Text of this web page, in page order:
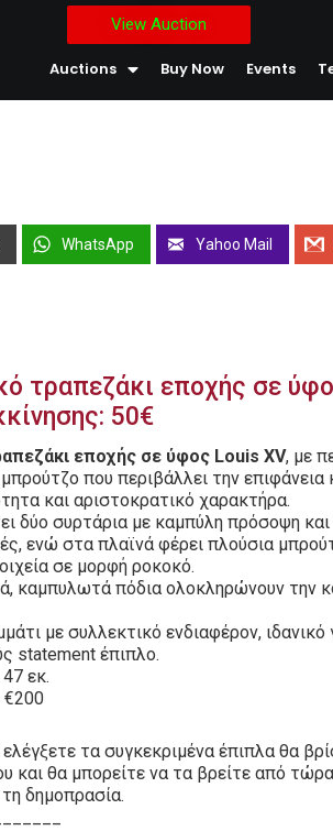
View Auction
Auctions Buy Now Events
WhatsApp Yahoo Mail
τραπεζάκι εποχής σε
50€
εποχής σε ύφος Louis XV, με
που περιβάλλει την επιφάνεια
και αριστοκρατικό χαρακτήρα.
δύο συρτάρια με καμπύλη πρόσοψη και
ενώ στα πλαϊνά φέρει πλούσια
σε μορφή ροκοκό.
καμπυλωτά πόδια ολοκληρώνουν την
με συλλεκτικό ενδιαφέρον, ιδανικό
statement έπιπλο.
εκ.
€200
τα συγκεκριμένα έπιπλα θα
και θα μπορείτε να τα βρείτε από τώρα
δημοπρασία.